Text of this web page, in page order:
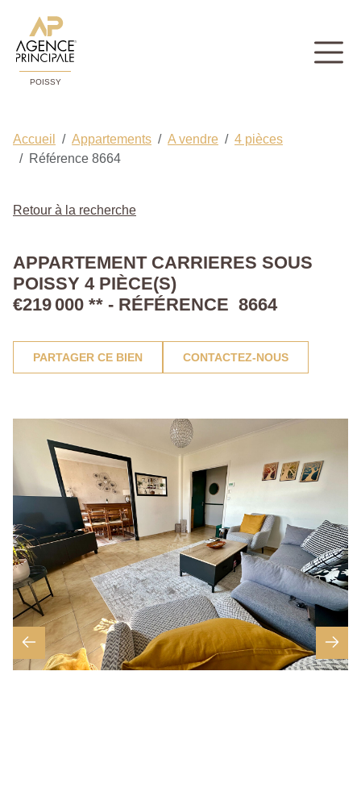
POISSY
Accueil Appartements A vendre
4 pièces
Référence 8664
Retour à la recherche
APPARTEMENT CARRIERES SOUS
POISSY 4 PIÈCE(S)
€219 000 ** - RÉFÉRENCE 8664
PARTAGER CE BIEN CONTACTEZ-NOUS